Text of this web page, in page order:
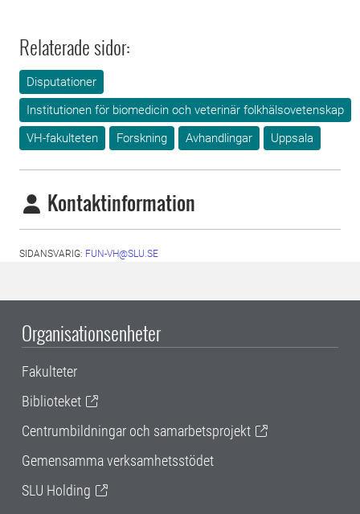
Relaterade sidor:
Disputationer
Institutionen för biomedicin och veterinär folkhälsovetenskap
VH-fakulteten
Forskning Avhandlingar Uppsala
Kontaktinformation
SIDANSVARIG: FUN-VH@SLU.SE
Organisationsenheter
Fakulteter
Biblioteket
Centrumbildningar och samarbetsprojekt
Gemensamma verksamhetsstödet
SLU Holding